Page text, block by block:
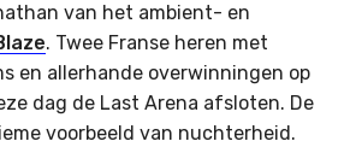
van het ambient- en
. Twee Franse heren met
en allerhande overwinningen op
dag de Last Arena afsloten. De
voorbeeld van nuchterheid.